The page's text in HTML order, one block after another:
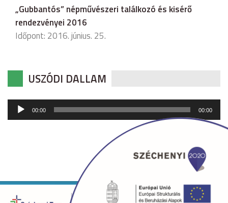
„Gubbantós” népművészeri találkozó és kisérő
rendezvényei 2016
Időpont: 2016. június. 25.
USZÓDI DALLAM
Audió
lejátszó
00:00 00:00
Copyright © 2026 uszod.hu Minden jog fenntartva. •